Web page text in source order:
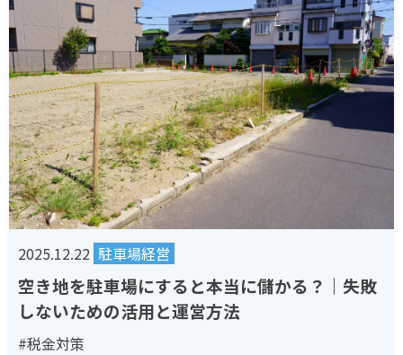
2025.12.22 駐車場経営
空き地を駐車場にすると本当に儲かる？｜失敗
しないための活用と運営方法
#税金対策